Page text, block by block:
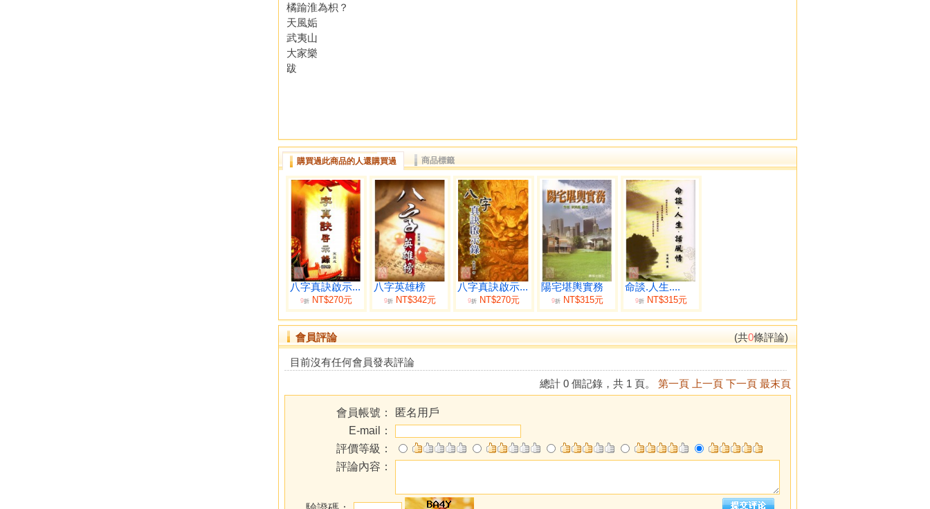
橘踰淮為枳？
天風姤
武夷山
大家樂
跋
購買過此商品的人還購買過 商品標籤
八字真訣啟示...
9折 NT$270元
八字英雄榜
9折 NT$342元
八字真訣啟示...
9折 NT$270元
陽宅堪輿實務
9折 NT$315元
命談.人生....
9折 NT$315元
會員評論 (共0條評論)
目前沒有任何會員發表評論
總計 0 個記錄，共 1 頁。 第一頁 上一頁 下一頁 最末頁
會員帳號：
匿名用戶
E-mail：
評價等級：
評論內容：